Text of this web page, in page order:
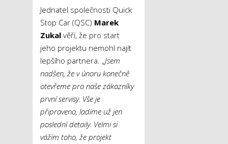
Jednatel společnosti Quick
Stop Car (QSC) Marek
Zukal věří, že pro start
jeho projektu nemohl najít
lepšího partnera. „Jsem
nadšen, že v únoru konečně
otevřeme pro naše zákazníky
první servisy. Vše je
připraveno, ladíme už jen
poslední detaily. Velmi si
vážím toho, že projekt